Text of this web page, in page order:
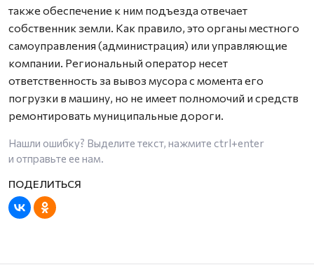
также обеспечение к ним подъезда отвечает
собственник земли. Как правило, это органы местного
самоуправления (администрация) или управляющие
компании. Региональный оператор несет
ответственность за вывоз мусора с момента его
погрузки в машину, но не имеет полномочий и средств
ремонтировать муниципальные дороги.
Нашли ошибку? Выделите текст, нажмите ctrl+enter
и отправьте ее нам.